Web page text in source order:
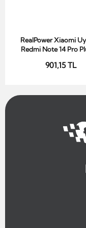
Sepete Ekle
RealPower Xiaomi
Redmi Note 14 Pro
Ömürlü Pil
901,15 TL